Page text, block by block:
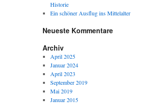
Historie
Ein schöner Ausflug ins Mittelalter
Neueste Kommentare
Archiv
April 2025
Januar 2024
April 2023
September 2019
Mai 2019
Januar 2015